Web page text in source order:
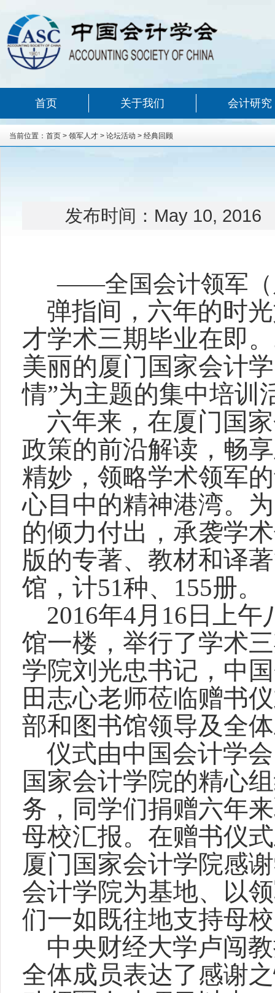
首页 关于我们 会计研究
当前位置： 首页 > 领军人才 > 论坛活动 > 经典回顾
发布时间： May 10, 2016
——全国会计领军（
弹指间，六年的时
才学术三期毕业在即。
美丽的厦门国家会计
情”为主题的集中培训
六年来，在厦门国
政策的前沿解读，畅
精妙，领略学术领军
心目中的精神港湾。
的倾力付出，承袭学
版的专著、教材和译
馆，计51种、 155册。
2016年4月 16 日上午
馆一楼，举行了学术
学院刘光忠书记，中
田志心老师莅临赠书
部和图书馆领导及全
仪式由中国会计学
国家会计学院的精心
务，同学们捐赠六年
母校汇报。在赠书仪
厦门国家会计学院感
会计学院为基地、以
们一如既往地支持母
中央财经大学卢闯
全体成员表达了感谢